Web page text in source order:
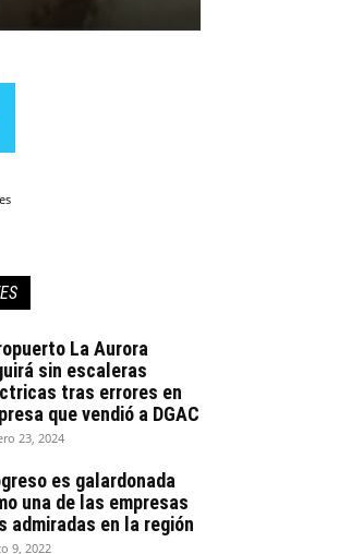
La Aurora
sin escaleras
tras errores en
que vendió a DGAC
23, 2024
es galardonada
una de las empresas
admiradas en la región
9, 2022